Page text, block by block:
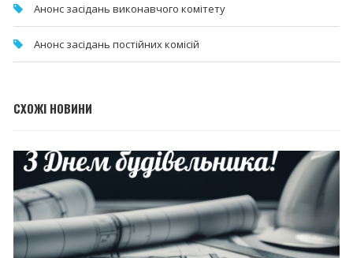
Анонс засідань виконавчого комітету
Анонс засідань постійних комісій
СХОЖІ НОВИНИ